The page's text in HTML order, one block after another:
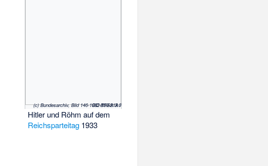
(c) Bundesarchiv, Bild 146-1982-159-21A / CC-BY-SA 3.0
Hitler und Röhm auf dem
Reichsparteitag 1933